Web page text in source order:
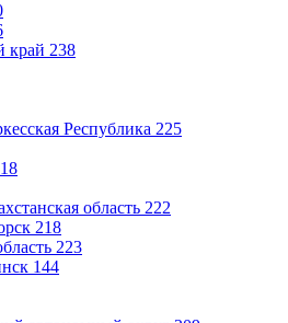
край 238
Республика 225
18
область 222
218
223
144